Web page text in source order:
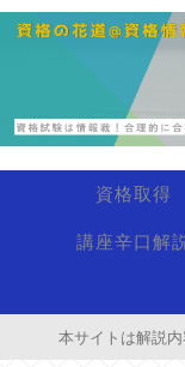
資格取得
講座辛口解
本サイトは解説